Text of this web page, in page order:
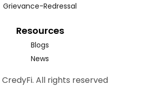
Grievance-Redressal
Resources
Blogs
News
All rights reserved